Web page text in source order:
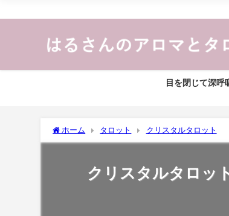
目を閉じて深呼
ホーム タロット クリスタルタロット
クリスタルタロッ